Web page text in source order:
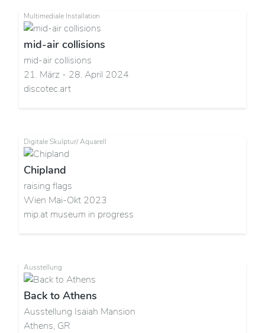
Multimediale Installation
mid-air collisions
mid-air collisions
21. März - 28. April 2024
discotec.art
Digitale Skulptur/ Aquarell
Chipland
raising flags
Wien Mai-Okt 2023
mip.at museum in progress
Ausstellung
Back to Athens
Ausstellung Isaiah Mansion
Athens, GR